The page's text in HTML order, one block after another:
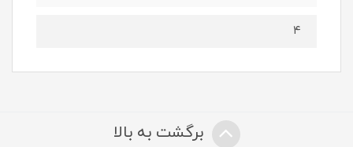
۴
برگشت به بالا